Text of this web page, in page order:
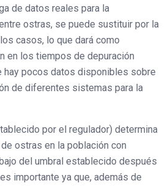
de datos reales para la
ostras, se puede sustituir por la
casos, lo que dará como
en los tiempos de depuración
hay pocos datos disponibles sobre
de diferentes sistemas para la
por el regulador) determina
ostras en la población con
del umbral establecido después
importante ya que, además de